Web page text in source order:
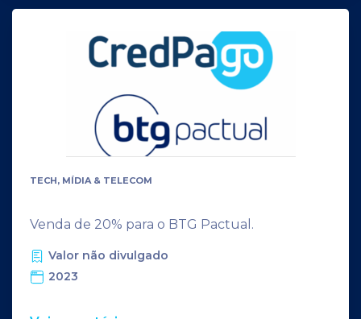
TECH, MÍDIA & TELECOM
Venda de 20% para o BTG Pactual.
Valor não divulgado
2023